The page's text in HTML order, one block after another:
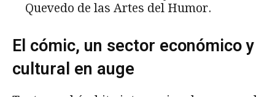
Quevedo de las Artes del Humor.
El cómic, un sector económico y
cultural en auge